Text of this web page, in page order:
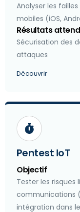
Analyser les
mobiles (iOS,
Résultats
Sécurisation des
attaques
Découvrir
Pentest IoT
Objectif
Tester les risques
communications
intégration dans